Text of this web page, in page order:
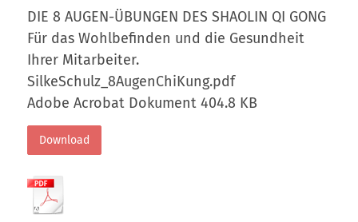
DIE 8 AUGEN-ÜBUNGEN DES SHAOLIN QI GONG
Für das Wohlbefinden und die Gesundheit
Ihrer Mitarbeiter.
SilkeSchulz_8AugenChiKung.pdf
Adobe Acrobat Dokument 404.8 KB
Download